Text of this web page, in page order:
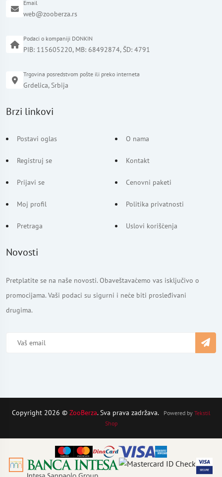
Email
web@zooberza.rs
Podaci o kompaniji DONKIN
PIB: 115605220, MB: 68492874, ŠD: 4791
Trgovina posredstvom pošte ili preko interneta
Grdelica, Srbija
Brzi linkovi
Postavi oglas
Registruj se
Prijavi se
Moj profil
Pretraga
O nama
Kontakt
Cenovni paketi
Politika privatnosti
Uslovi korišćenja
Novosti
Pretplatite se na naše novosti. Obaveštavaćemo vas isključivo o
promocijama. Vaši podaci su sigurni i neće biti prosleđivani
drugima.
Copyright 2026 © ZooBerza. Sva prava zadržava. Powered by Tekstil
Shop